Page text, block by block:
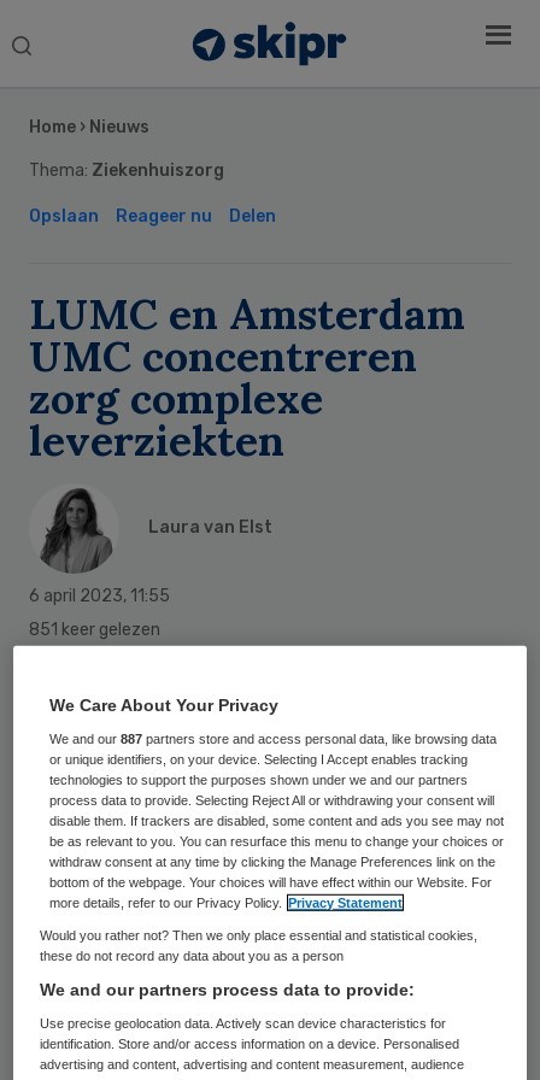
Search
Home › Nieuws
Thema: Ziekenhuiszorg
Opslaan Reageer nu Delen
LUMC en Amsterdam
UMC concentreren
zorg complexe
leverziekten
Laura van Elst
6 april 2023, 11:55
851 keer gelezen
(LUMC) en Amsterdam UMC gaan nauwer
samenwerken rond de zorg voor patiënten
die een levertransplantatie moeten
ondergaan of galwegkanker hebben. De
ziekenhuizen concentreren de complexe
zorg, waardoor zij in beide huizen meer
patiënten zien. Afgelopen maandag hebben
het LUMC en Amsterdam UMC de
samenwerkingsovereenkomst ondertekend.
Sidebar
We Care About Your Privacy
We and our887 partners store and access personal data, like browsing data
or unique identifiers, on your device. Selecting I Accept enables tracking
technologies to support the purposes shown under we and our partners
process data to provide. Selecting Reject All or withdrawing your consent will
disable them. If trackers are disabled, some content and ads you see may not
be as relevant to you. You can resurface this menu to change your choices or
withdraw consent at any time by clicking the Manage Preferences link on the
bottom of the webpage. Your choices will have effect within our Website. For
more details, refer to our Privacy Policy.
Privacy Statement
Would you rather not? Then we only place essential and statistical cookies,
these do not record any data about you as a person
We and our partners process data to provide:
Use precise geolocation data. Actively scan device characteristics for
identification. Store and/or access information on a device. Personalised
advertising and content, advertising and content measurement, audience